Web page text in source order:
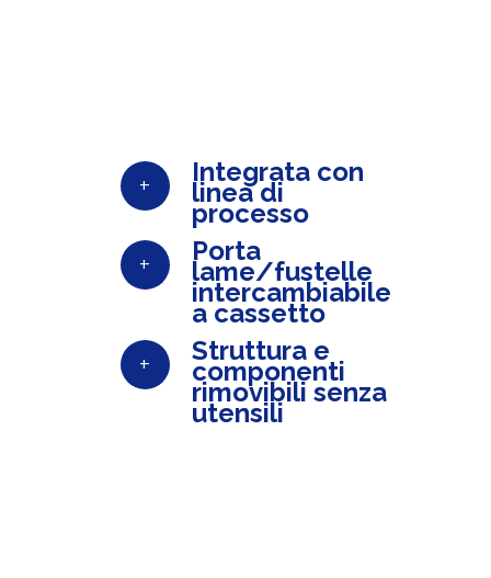
+ Integrata con
linea di
processo
+ Porta
lame/fustelle
intercambiabile
a cassetto
+ Struttura e
componenti
rimovibili senza
utensili